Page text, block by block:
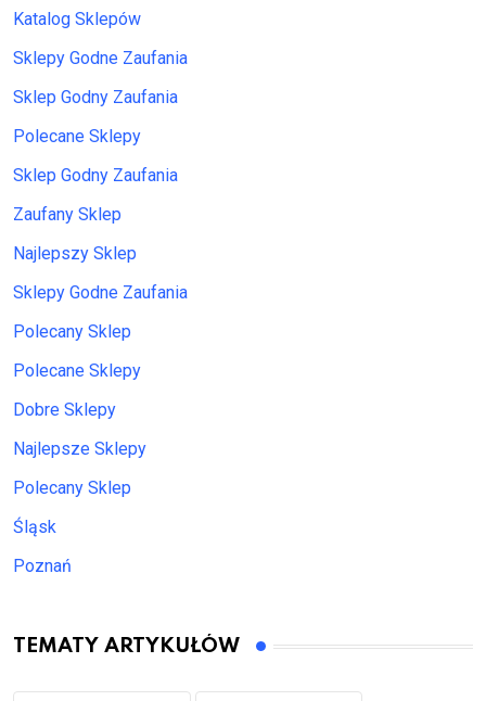
Katalog Sklepów
Sklepy Godne Zaufania
Sklep Godny Zaufania
Polecane Sklepy
Sklep Godny Zaufania
Zaufany Sklep
Najlepszy Sklep
Sklepy Godne Zaufania
Polecany Sklep
Polecane Sklepy
Dobre Sklepy
Najlepsze Sklepy
Polecany Sklep
Śląsk
Poznań
TEMATY ARTYKUŁÓW